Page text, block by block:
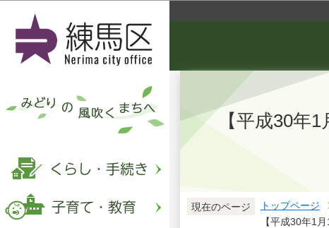
【平成30年
現在のページ トップページ
【平成30年1